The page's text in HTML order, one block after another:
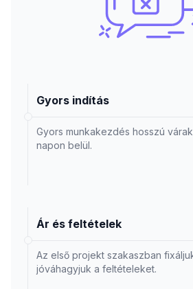
Gyors indítás
Gyors munkakezdés hosszú
napon belül.
Ár és feltételek
Az első projekt szakaszban
jóváhagyjuk a feltételeket.